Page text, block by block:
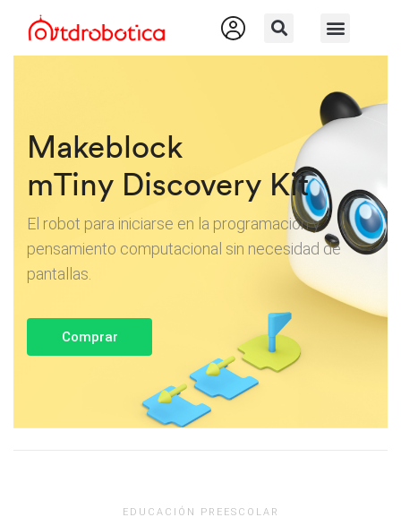
Makeblock
mTiny Discovery Kit
El robot para iniciarse en la programación y
pensamiento computacional sin necesidad de
pantallas.
Comprar
EDUCACIÓN PREESCOLAR